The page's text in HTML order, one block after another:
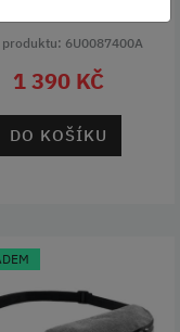
produktu: 6U0087400A
1 390 KČ
DO KOŠÍKU